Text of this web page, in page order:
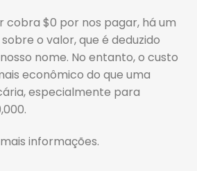
cobra $0 por nos pagar, há um
o valor, que é deduzido
nome. No entanto, o custo
econômico do que uma
especialmente para
informações.